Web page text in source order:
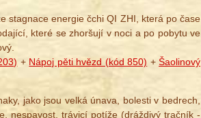
stagnace energie čchi QI ZHI, která po čase
které se zhoršují v noci a po pobytu ve
+ Nápoj pěti hvězd (kód 850) +Šaolinový
jako jsou velká únava, bolesti v bedrech,
nespavost, trávicí potíže (dráždivý tračník -